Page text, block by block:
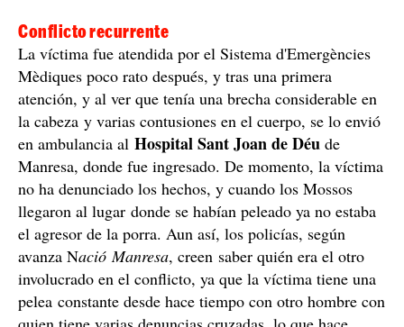
Conflicto recurrente
La víctima fue atendida por el Sistema d'Emergències
Mèdiques poco rato después, y tras una primera
atención, y al ver que tenía una brecha considerable en
la cabeza y varias contusiones en el cuerpo, se lo envió
en ambulancia al Hospital Sant Joan de Déu de
Manresa, donde fue ingresado. De momento, la víctima
no ha denunciado los hechos, y cuando los Mossos
llegaron al lugar donde se habían peleado ya no estaba
el agresor de la porra. Aun así, los policías, según
avanza Nació Manresa, creen saber quién era el otro
involucrado en el conflicto, ya que la víctima tiene una
pelea constante desde hace tiempo con otro hombre con